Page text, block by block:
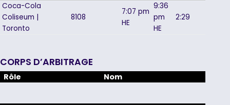
Coca-Cola
Coliseum |
Toronto
8108
7:07 pm
HE
9:36
pm
HE
2:29
CORPS D’ARBITRAGE
Rôle Nom